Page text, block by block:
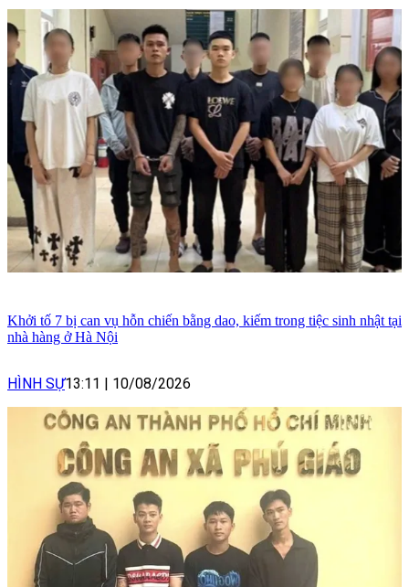
Khởi tố 7 bị can vụ hỗn chiến bằng dao, kiếm trong tiệc sinh nhật tại
nhà hàng ở Hà Nội
HÌNH SỰ13:11 | 10/08/2026